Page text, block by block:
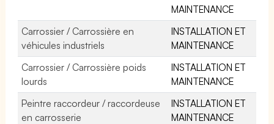
MAINTENANCE
Carrossier / Carrossière en
véhicules industriels
INSTALLATION ET
MAINTENANCE
Carrossier / Carrossière poids
lourds
INSTALLATION ET
MAINTENANCE
Peintre raccordeur / raccordeuse
en carrosserie
INSTALLATION ET
MAINTENANCE